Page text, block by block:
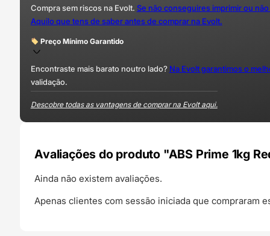
Compra sem riscos na Evolt. Se não conseguires imprimir ou
Aquilo que tens de saber antes de comprar na Evolt.
Preço Mínimo Garantido
Encontraste mais barato noutro lado? Na Evolt garantimos o
validação.
Descobre todas as vantagens de comprar na Evolt aqui.
Avaliações do produto "ABS Prime 1kg
Ainda não existem avaliações.
Apenas clientes com sessão iniciada que compraram